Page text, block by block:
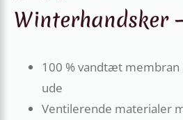
Winterhandsker
100 % vandtæt membran
ude
Ventilerende materialer